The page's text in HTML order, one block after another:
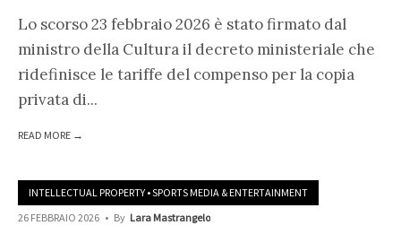
Lo scorso 23 febbraio 2026 è stato firmato dal
ministro della Cultura il decreto ministeriale che
ridefinisce le tariffe del compenso per la copia
privata di...
READ MORE →
INTELLECTUAL PROPERTY •SPORTS MEDIA & ENTERTAINMENT
26 FEBBRAIO 2026 • By Lara Mastrangelo